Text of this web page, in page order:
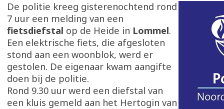
De politie kreeg gisterenochtend rond
7 uur een melding van een
fietsdiefstal op de Heide in Lommel.
Een elektrische fiets, die afgesloten
stond aan een woonblok, werd er
gestolen. De eigenaar kwam aangifte
doen bij de politie.
Rond 9.30 uur werd een diefstal van
een kluis gemeld aan het Hertogin van